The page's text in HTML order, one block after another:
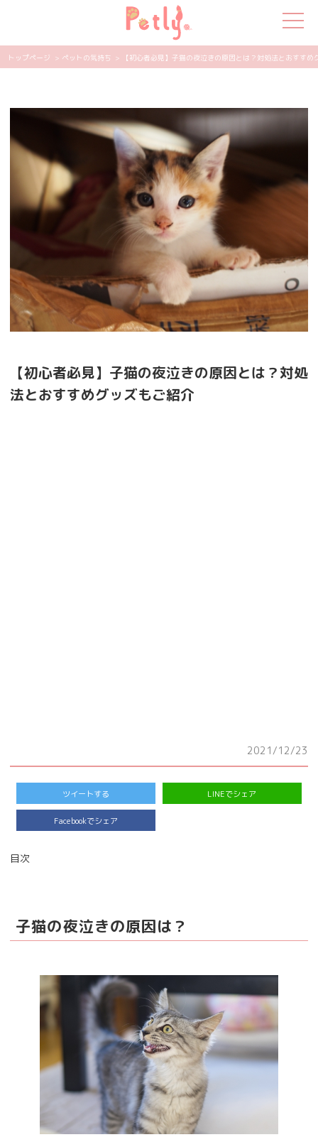
猫の特集
ペット用品
飼い主さんの悩み
ペットの気持ち
知って得する
エンタメ
トップページ > ペットの気持ち > 【初心者必見】子猫の夜泣きの原因とは？対処法とおすすめ
【初心者必見】子猫の夜泣きの原因とは？対処
法とおすすめグッズもご紹介
2021/12/23
ツイートする LINEでシェア
Facebookでシェア
目次
子猫の夜泣きの原因は？